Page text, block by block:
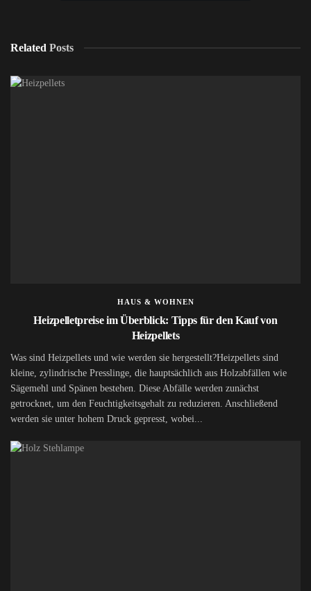
Related Posts
HAUS & WOHNEN
Heizpelletpreise im Überblick: Tipps für den Kauf von
Heizpellets
Was sind Heizpellets und wie werden sie hergestellt?Heizpellets sind
kleine, zylindrische Presslinge, die hauptsächlich aus Holzabfällen wie
Sägemehl und Spänen bestehen. Diese Abfälle werden zunächst
getrocknet, um den Feuchtigkeitsgehalt zu reduzieren. Anschließend
werden sie unter hohem Druck gepresst, wobei...